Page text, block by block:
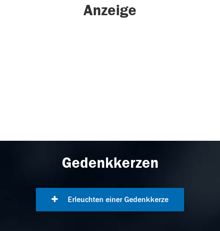
Anzeige
Gedenkkerzen
Erleuchten einer Gedenkkerze